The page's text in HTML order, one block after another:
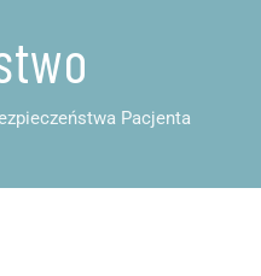
Pacjenta